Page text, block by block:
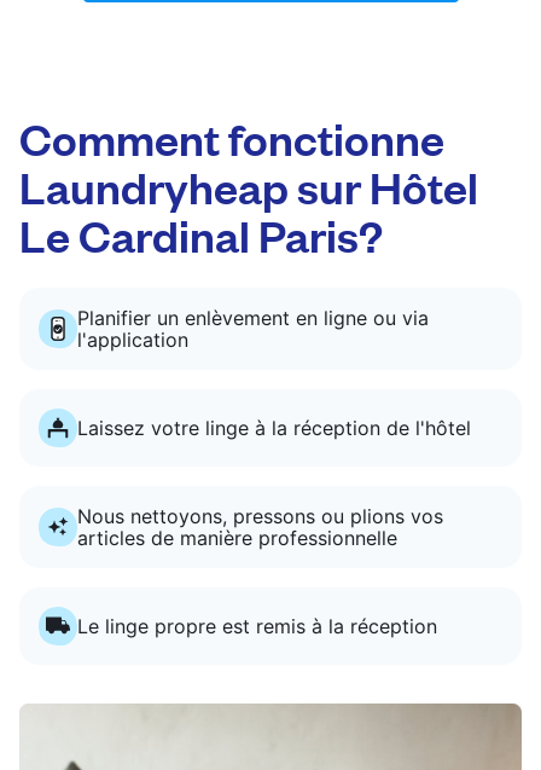
Comment fonctionne
Laundryheap sur Hôtel
Le Cardinal Paris?
Planifier un enlèvement en ligne ou via
l'application
Laissez votre linge à la réception de l'hôtel
Nous nettoyons, pressons ou plions vos
articles de manière professionnelle
Le linge propre est remis à la réception